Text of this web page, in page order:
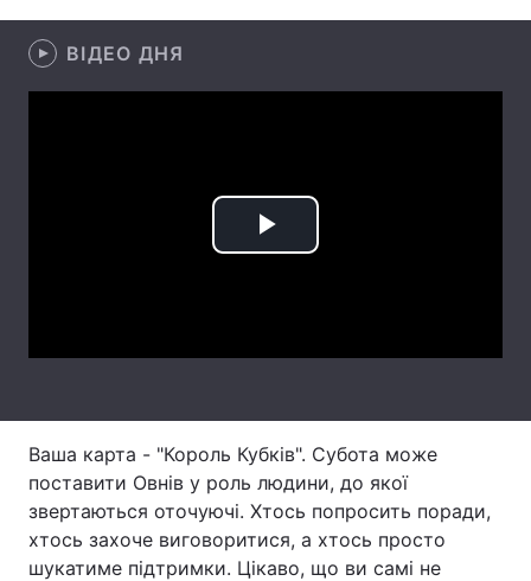
ВІДЕО ДНЯ
Play
Ваша карта - "Король Кубків". Субота може
поставити Овнів у роль людини, до якої
звертаються оточуючі. Хтось попросить поради,
хтось захоче виговоритися, а хтось просто
шукатиме підтримки. Цікаво, що ви самі не